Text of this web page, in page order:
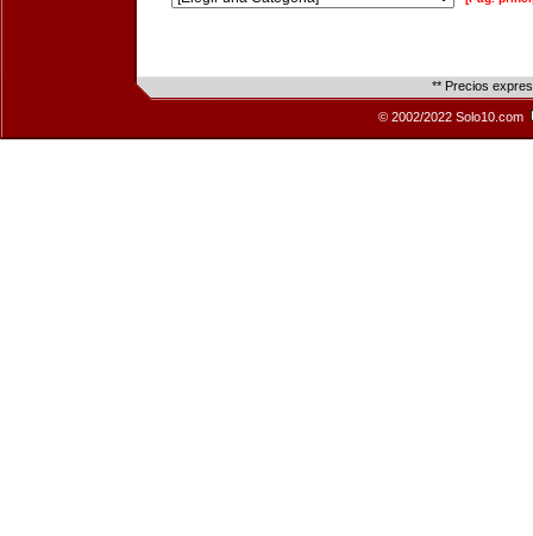
** Precios
© 2002/2022 Solo10.com